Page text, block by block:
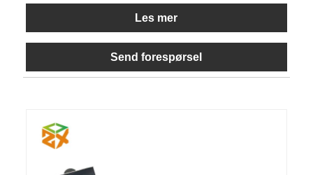
Les mer
Send forespørsel